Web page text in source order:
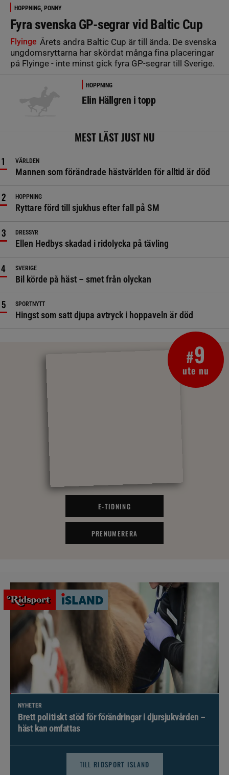
HOPPNING, PONNY
Fyra svenska GP-segrar vid Baltic Cup
Flyinge Årets andra Baltic Cup är till ända. De svenska
ungdomsryttarna har skördat många fina placeringar
på Flyinge - inte minst gick fyra GP-segrar till Sverige.
HOPPNING
Elin Hällgren i topp
MEST LÄST JUST NU
VÄRLDEN
Mannen som förändrade hästvärlden för alltid är död
HOPPNING
Ryttare förd till sjukhus efter fall på SM
DRESSYR
Ellen Hedbys skadad i ridolycka på tävling
SVERIGE
Bil körde på häst – smet från olyckan
SPORTNYTT
Hingst som satt djupa avtryck i hoppaveln är död
#9
ute nu
E-TIDNING
PRENUMERERA
NYHETER
Brett politiskt stöd för förändringar i djursjukvården –
häst kan omfattas
TILL RIDSPORT ISLAND